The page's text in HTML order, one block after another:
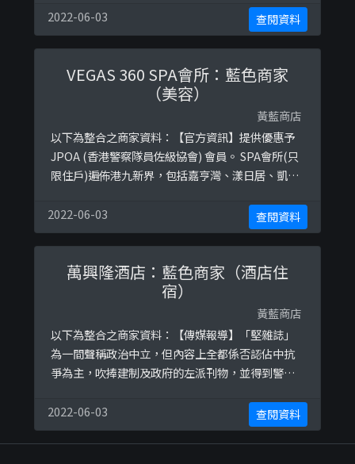
業。另外員工表示假期是自己請的，並非額外假
期； 2. 所謂嘅文宜只係老闆唔比我地痴喺公司門
口，跟住我地要鬼鼠地黐喺隔離吉舖； 3. 表明不希
望在蘋果動出現，只因希望打入大陸市場； 4. 12/8
2022-06-03 查閱資料
VEGAS 360 SPA會所：藍色商家
（美容）
黃藍商店
以下為整合之商家資料：【官方資訊】提供優惠予
JPOA (香港警察隊員佐級協會) 會員。 SPA會所(只
限住戶)遍佈港九新界，包括嘉亨灣、漾日居、凱旋
PARK YOHO、山水盈、瓏門等。參考圖片：
https://ibb.co/58zYBTf
2022-06-03 查閱資料
萬興隆酒店：藍色商家（酒店住
宿）
黃藍商店
以下為整合之商家資料：【傳媒報導】「堅雜誌」
為一間聲稱政治中立，但內容上全都係否認佔中抗
爭為主，吹捧建制及政府的左派刊物，並得到警察
陳旭在訪問中表示暴亂後生意一去不復返。參考圖
片：https://ibb.co/pvJtdrN
2022-06-03 查閱資料